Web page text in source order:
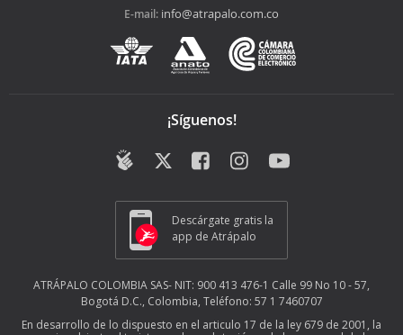
E-mail: info@atrapalo.com.co
¡Síguenos!
Descárgate gratis la
app de Atrápalo
ATRÁPALO COLOMBIA SAS- NIT: 900 413 476-1 Calle 99 No 10 - 57,
Bogotá D.C., Colombia, Teléfono: 57 1 7460707
En desarrollo de lo dispuesto en el articulo 17 de la ley 679 de 2001, la